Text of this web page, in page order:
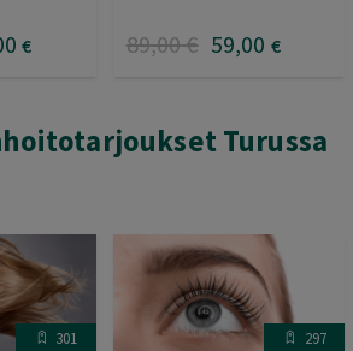
€ 89,00€ 59,00 €
Turussa
301 297